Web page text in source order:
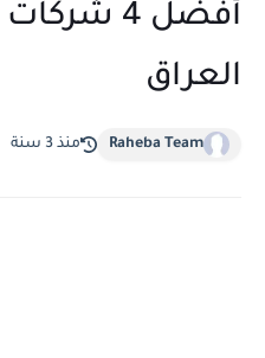
أفضل 4
العراق
Raheba Team منذ 3 سنة